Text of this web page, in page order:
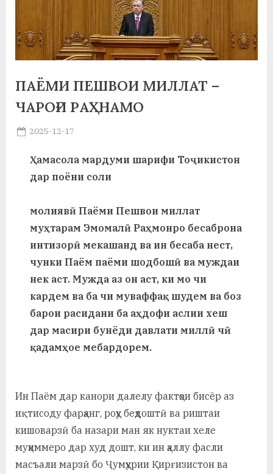
н
о
и
Х
с
р
ПАЁМИ ПЕШВОИ МИЛЛАТ –
ЧАРОҒИ РАҲНАМО
Posted
2025-12-17
Ҳамасола мардуми шарифи Тоҷикистон
дар поёни соли
молиявӣ Паёми Пешвои миллат
муҳтарам Эмомалӣ Раҳмонро бесаброна
интизорӣ мекашанд ва ин бесаба нест,
чунки Паём паёми шодбошӣ ва муждаи
нек аст. Мужда аз он аст, ки мо чи
кардем ва ба чи муваффақ шудем ва боз
барои расидани ба аҳдофи аслии хеш
дар масири бунёди давлати миллӣ чӣ
қадамҳое мебардорем.
Ин Паём дар канори далелу фактҳои бисёр аз
иқтисоду фарҳанг, роҳу беҳдоштӣ ва риштаи
кишоварзӣ ба назари ман як нуктаи хеле
муҳиммеро дар худ дошт, ки ин ҳаллу фасли
масъали марзӣ бо Ҷумҳурии Қирғизистон ва